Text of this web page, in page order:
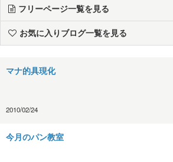
フリーページ一覧を見る
お気に入りブログ一覧を見る
マナ的具現化
2010/02/24
今月のパン教室